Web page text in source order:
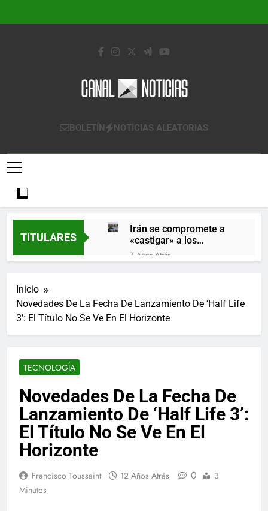
Canal Noticias
Canal Noticias
BOLETÍN NOTICIAS ALEATORIAS
TITULARES
Irán se compromete a
«castigar» a los
responsables de
derribar un avión
7 Años Atrás
diciembre
Los últimos paquetes
especiales Hush Socks
7 Años Atrás
La familia Kennedy
entierra a otro
miembro de la familia
7 Años Atrás
Cápsulas Ultra Max
Testo a Precios
Colombia, Perú ,
Crema Precios –
Inicio
Novedades De La Fecha De Lanzamiento De ‘Half Life
3’: El Título No Se Ve En El Horizonte
TECNOLOGÍA
Novedades De La Fecha De
Lanzamiento De ‘Half Life 3’:
El Título No Se Ve En El
Horizonte
Francisco Toussaint 12 Años Atrás 0
3
Minutos